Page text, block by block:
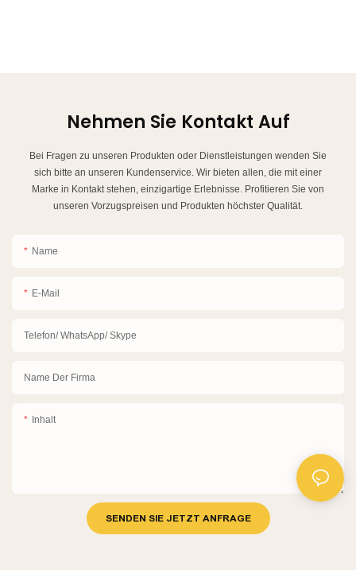
Nehmen Sie Kontakt Auf
Bei Fragen zu unseren Produkten oder Dienstleistungen wenden Sie
sich bitte an unseren Kundenservice. Wir bieten allen, die mit einer
Marke in Kontakt stehen, einzigartige Erlebnisse. Profitieren Sie von
unseren Vorzugspreisen und Produkten höchster Qualität.
Name
E-Mail
Telefon/ WhatsApp/ Skype
Name Der Firma
Inhalt
SENDEN SIE JETZT ANFRAGE